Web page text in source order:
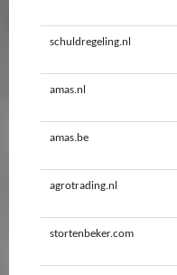
schuldregeling.nl
amas.nl
amas.be
agrotrading.nl
stortenbeker.com